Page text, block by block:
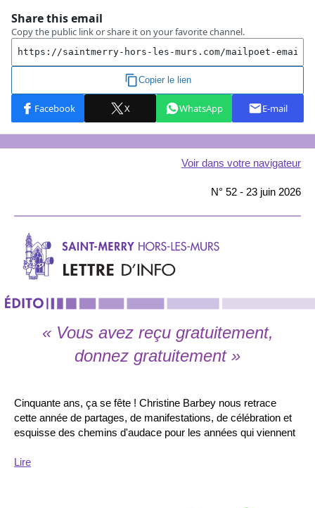
Voir dans votre navigateur
N° 52 - 23 juin 2026
« Vous avez reçu gratuitement,
donnez gratuitement »
Cinquante ans, ça se fête ! Christine Barbey nous retrace
cette année de partages, de manifestations, de célébration et
esquisse des chemins d'audace pour les années qui viennent
Lire